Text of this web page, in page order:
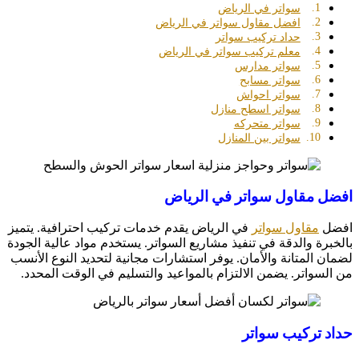
سواتر في الرياض
افضل مقاول سواتر في الرياض
حداد تركيب سواتر
معلم تركيب سواتر في الرياض
سواتر مدارس
سواتر مسابح
سواتر احواش
سواتر اسطح منازل
سواتر متحركه
سواتر بين المنازل
افضل مقاول سواتر في الرياض
افضل مقاول سواتر في الرياض يقدم خدمات تركيب احترافية. يتميز
بالخبرة والدقة في تنفيذ مشاريع السواتر. يستخدم مواد عالية الجودة
لضمان المتانة والأمان. يوفر استشارات مجانية لتحديد النوع الأنسب
من السواتر. يضمن الالتزام بالمواعيد والتسليم في الوقت المحدد.
حداد تركيب سواتر